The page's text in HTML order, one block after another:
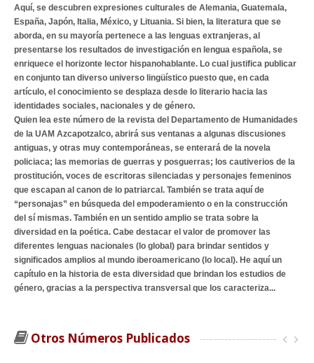
Aquí, se descubren expresiones culturales de Alemania, Guatemala,
España, Japón, Italia, México, y Lituania. Si bien, la literatura que se
aborda, en su mayoría pertenece a las lenguas extranjeras, al
presentarse los resultados de investigación en lengua española, se
enriquece el horizonte lector hispanohablante. Lo cual justifica publicar
en conjunto tan diverso universo lingüístico puesto que, en cada
artículo, el conocimiento se desplaza desde lo literario hacia las
identidades sociales, nacionales y de género.
Quien lea este número de la revista del Departamento de Humanidades
de la UAM Azcapotzalco, abrirá sus ventanas a algunas discusiones
antiguas, y otras muy contemporáneas, se enterará de la novela
policiaca; las memorias de guerras y posguerras; los cautiverios de la
prostitución, voces de escritoras silenciadas y personajes femeninos
que escapan al canon de lo patriarcal. También se trata aquí de
“personajas” en búsqueda del empoderamiento o en la construcción
del sí mismas. También en un sentido amplio se trata sobre la
diversidad en la poética. Cabe destacar el valor de promover las
diferentes lenguas nacionales (lo global) para brindar sentidos y
significados amplios al mundo iberoamericano (lo local). He aquí un
capítulo en la historia de esta diversidad que brindan los estudios de
género, gracias a la perspectiva transversal que los caracteriza...
Otros Números Publicados